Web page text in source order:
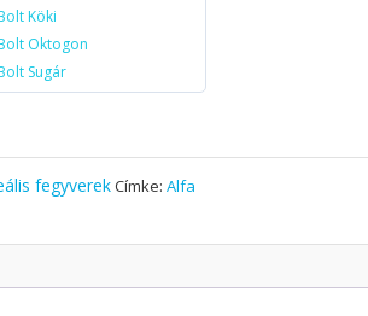
Köki
Oktogon
Sugár
fegyverekCímke:Alfa